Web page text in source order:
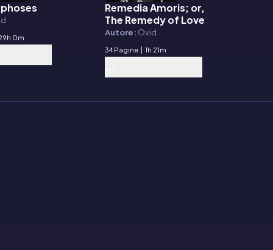
0m
E-book
Remedia Amoris; or,
The Remedy of Love
Autore: Ovid
34 Pagine | 1h 21m